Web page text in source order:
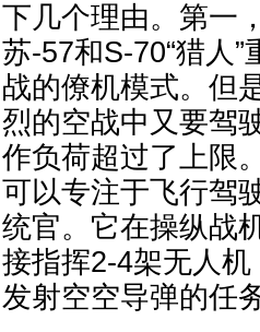
下几个理由。第一
苏-57和S-70“猎人
战的僚机模式。但
烈的空战中又要驾
作负荷超过了上限
可以专注于飞行驾
统官。它在操纵战
接指挥2-4架无人
发射空空导弹的任